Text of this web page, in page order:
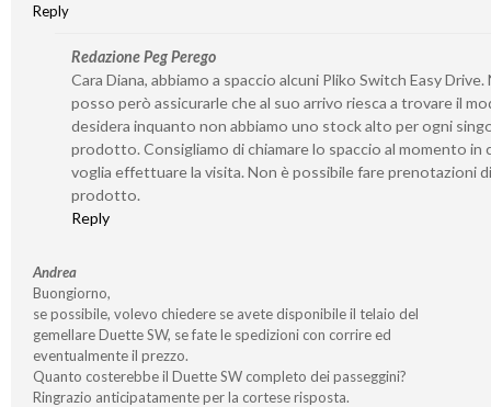
Reply
Redazione Peg Perego
Cara Diana, abbiamo a spaccio alcuni Pliko Switch Easy Drive.
posso però assicurarle che al suo arrivo riesca a trovare il
desidera inquanto non abbiamo uno stock alto per ogni
prodotto. Consigliamo di chiamare lo spaccio al momento in
voglia effettuare la visita. Non è possibile fare prenotazioni di
prodotto.
Reply
Andrea
Buongiorno,
se possibile, volevo chiedere se avete disponibile il telaio del
gemellare Duette SW, se fate le spedizioni con corrire ed
eventualmente il prezzo.
Quanto costerebbe il Duette SW completo dei passeggini?
Ringrazio anticipatamente per la cortese risposta.